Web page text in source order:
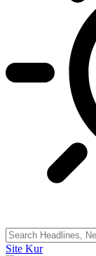
Site Kur